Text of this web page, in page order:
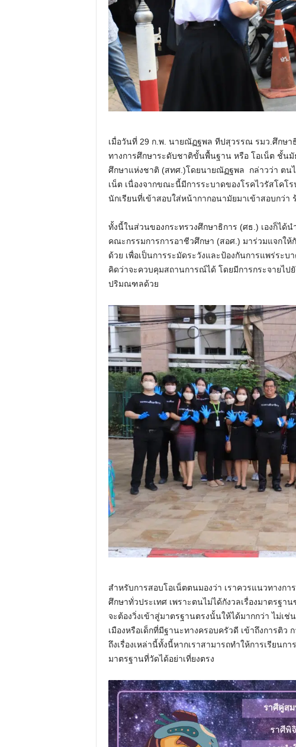
เมื่อวันที่ 29 ก.พ. นายณัฏฐพล ทีปสุวรรณ รมว.ศึกษา
ทางการศึกษาระดับชาติขั้นพื้นฐาน หรือ โอเน็ต ชั้น
ศึกษาแห่งชาติ (สทศ.)โดยนายณัฏฐพล กล่าวว่า ตน
เน็ต เนื่องจากขณะนี้มีการระบาดของโรคไวรัสโคโ
นักเรียนที่เข้าสอบใส่หน้ากากอนามัยมาเข้าสอบกว่า
ทั้งนี้ในส่วนของกระทรวงศึกษาธิการ (ศธ.) เองก็ได้
คณะกรรมการการอาชีวศึกษา (สอศ.) มาร่วมแจกให้
ด้วย เพื่อเป็นการระมัดระวังและป้องกันการแพร่ระ
คิดว่าจะควบคุมสถานการณ์ได้ โดยมีการกระจายไป
ปริมณฑลด้วย
สำหรับการสอบโอเน็ตตนมองว่า เราควรแนวทางกา
ศึกษาทั่วประเทศ เพราะตนไม่ได้กังวลเรื่องมาตรฐ
จะต้องวิ่งเข้าสู่มาตรฐานตรงนั้นให้ได้มากกว่า ไม่เ
เมืองหรือเด็กที่มีฐานะทางครอบครัวดี เข้าถึงการติว
ถึงเรื่องเหล่านี้ทั้งนี้หากเราสามารถทำให้การเรียน
มาตรฐานที่วัดได้อย่าเที่ยงตรง